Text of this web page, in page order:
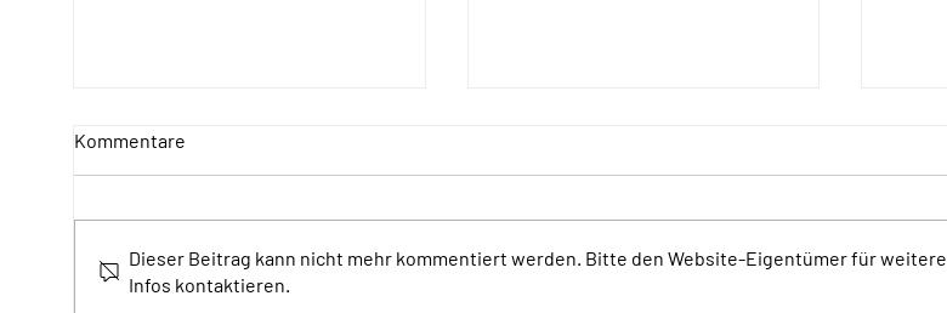
SONday am 12. Juli
Kommentare
Dieser Beitrag kann nicht mehr kommentiert werden. Bitte den Website-Eigentümer für weitere
Infos kontaktieren.